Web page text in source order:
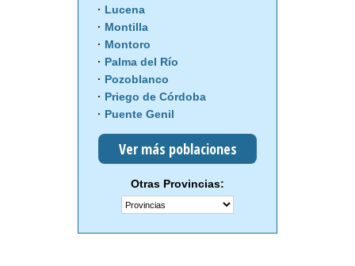
Lucena
Montilla
Montoro
Palma del Río
Pozoblanco
Priego de Córdoba
Puente Genil
Ver más poblaciones
Otras Provincias: